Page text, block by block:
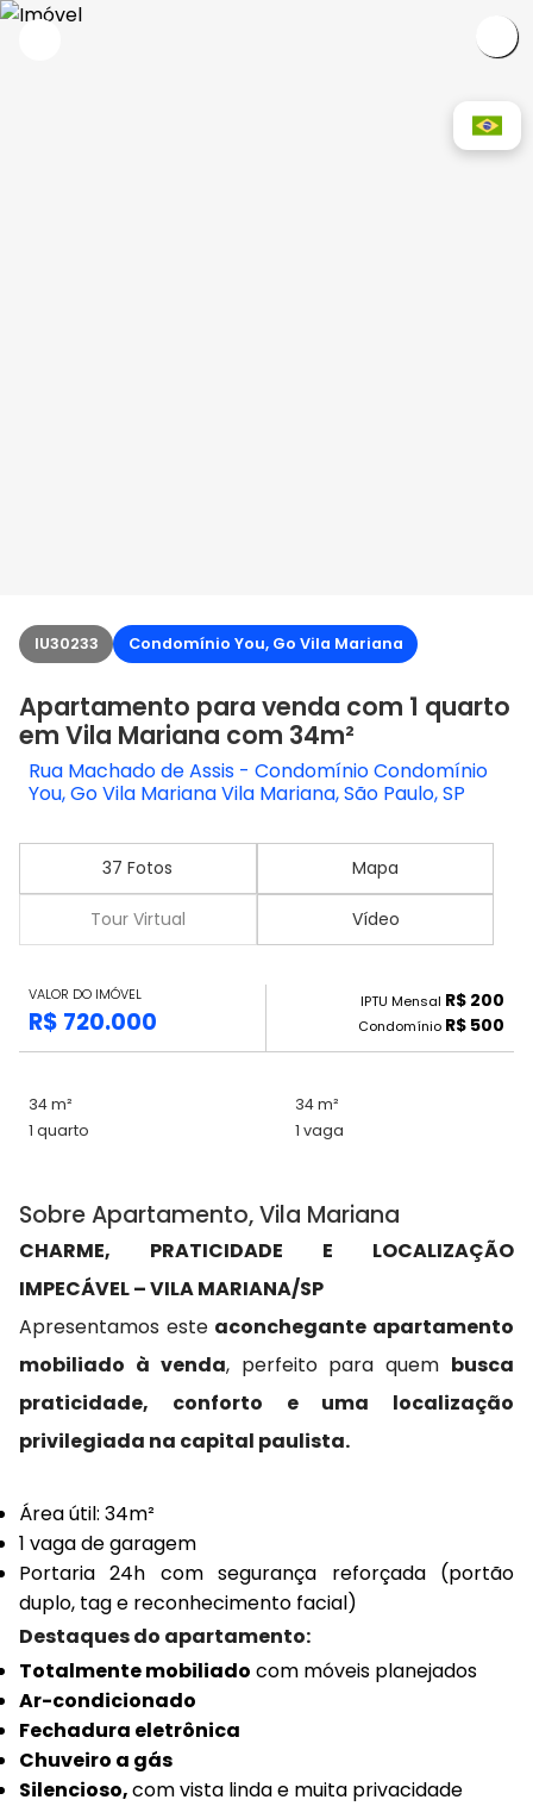
IU30233 Condomínio You, Go Vila Mariana
Apartamento para venda com 1 quarto
em Vila Mariana com 34m²
Rua Machado de Assis - Condomínio Condomínio
You, Go Vila Mariana Vila Mariana, São Paulo, SP
37 Fotos Mapa
Tour Virtual Vídeo
VALOR DO IMÓVEL
R$ 720.000
IPTU Mensal R$ 200
Condomínio R$ 500
34 m²
34 m²
1 quarto
1 vaga
Sobre Apartamento, Vila Mariana
CHARME, PRATICIDADE E LOCALIZAÇÃO
IMPECÁVEL – VILA MARIANA/SP
Apresentamos este aconchegante apartamento
mobiliado à venda, perfeito para quem busca
praticidade, conforto e uma localização
privilegiada na capital paulista.
Área útil: 34m²
1 vaga de garagem
Portaria 24h com segurança reforçada (portão
duplo, tag e reconhecimento facial)
Destaques do apartamento:
Totalmente mobiliado com móveis planejados
Ar-condicionado
Fechadura eletrônica
Chuveiro a gás
Silencioso,com vista linda e muita privacidade